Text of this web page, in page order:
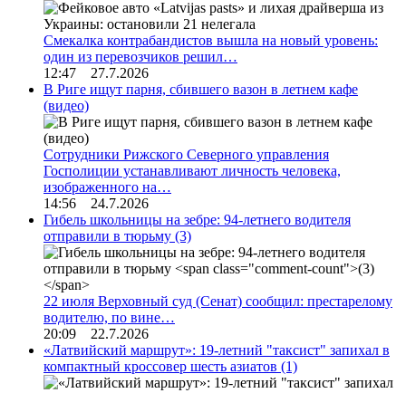
Смекалка контрабандистов вышла на новый уровень:
один из перевозчиков решил…
12:47 27.7.2026
В Риге ищут парня, сбившего вазон в летнем кафе
(видео)
Сотрудники Рижского Северного управления
Госполиции устанавливают личность человека,
изображенного на…
14:56 24.7.2026
Гибель школьницы на зебре: 94-летнего водителя
отправили в тюрьму (3)
22 июля Верховный суд (Сенат) сообщил: престарелому
водителю, по вине…
20:09 22.7.2026
«Латвийский маршрут»: 19-летний "таксист" запихал в
компактный кроссовер шесть азиатов (1)